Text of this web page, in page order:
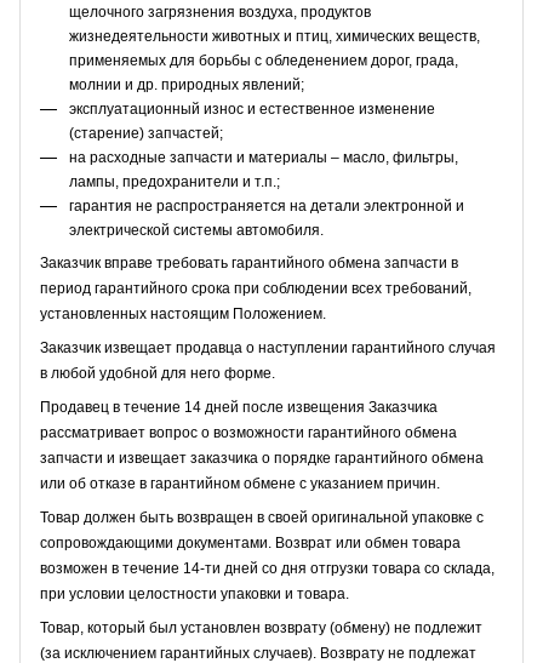
щелочного загрязнения воздуха, продуктов
жизнедеятельности животных и птиц, химических веществ,
применяемых для борьбы с обледенением дорог, града,
молнии и др. природных явлений;
эксплуатационный износ и естественное изменение
(старение) запчастей;
на расходные запчасти и материалы – масло, фильтры,
лампы, предохранители и т.п.;
гарантия не распространяется на детали электронной и
электрической системы автомобиля.
Заказчик вправе требовать гарантийного обмена запчасти в
период гарантийного срока при соблюдении всех требований,
установленных настоящим Положением.
Заказчик извещает продавца о наступлении гарантийного случая
в любой удобной для него форме.
Продавец в течение 14 дней после извещения Заказчика
рассматривает вопрос о возможности гарантийного обмена
запчасти и извещает заказчика о порядке гарантийного обмена
или об отказе в гарантийном обмене с указанием причин.
Товар должен быть возвращен в своей оригинальной упаковке с
сопровождающими документами. Возврат или обмен товара
возможен в течение 14-ти дней со дня отгрузки товара со склада,
при условии целостности упаковки и товара.
Товар, который был установлен возврату (обмену) не подлежит
(за исключением гарантийных случаев). Возврату не подлежат